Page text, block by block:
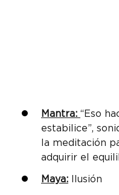
Mantra: “Eso
estabilice”,
la meditación
adquirir el
Maya: Ilusión